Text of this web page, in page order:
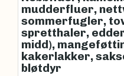
mudderfluer,
sommerfugler,
spretthaler,
midd),
kakerlakker,
bløtdyr